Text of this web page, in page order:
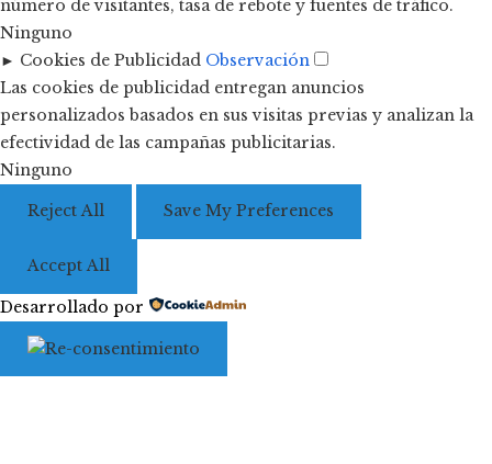
número de visitantes, tasa de rebote y fuentes de tráfico.
Ninguno
► Cookies de Publicidad Observación
Las cookies de publicidad entregan anuncios
personalizados basados en sus visitas previas y analizan la
efectividad de las campañas publicitarias.
Ninguno
Reject All Save My Preferences
Accept All
Desarrollado por